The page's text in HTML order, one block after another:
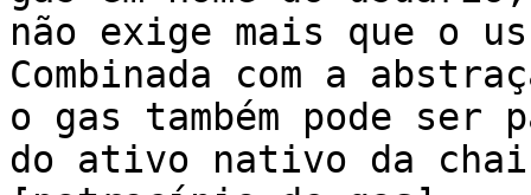
não exige mais que o
Combinada com a
o gas também pode ser
do ativo nativo da